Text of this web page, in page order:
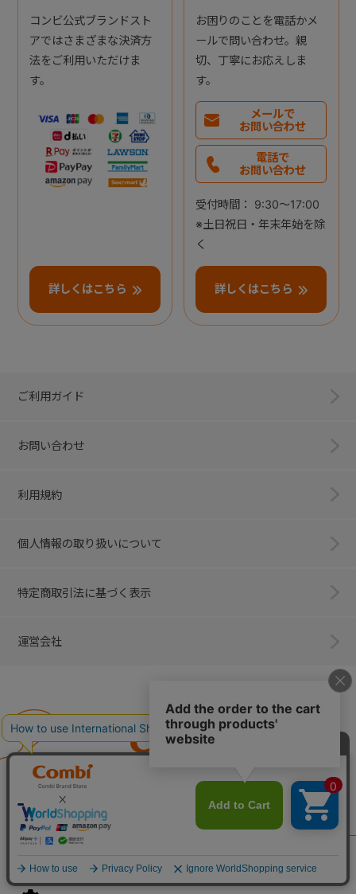
コンビ公式ブランドスト
アではさまざまな決済方
法をご利用いただけま
す。
詳しくはこちら
お困りのことを電話かメ
ールで問い合わせ。親
切、丁寧にお応えしま
す。
メールで
お問い合わせ
電話で
お問い合わせ
受付時間： 9:30～17:00
※土日祝日・年末年始を除
く
詳しくはこちら
ご利用ガイド
お問い合わせ
利用規約
個人情報の取り扱いについて
特定商取引法に基づく表示
運営会社
子育てに、イノベーションを。
ベビー用品のコンビ株式会社
All Right Reserved. Copyright © Combi Corporation.